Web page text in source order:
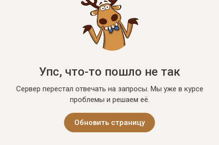
Упс, что-то пошло не так
Сервер перестал отвечать на запросы. Мы уже в курсе
проблемы и решаем её.
Обновить страницу